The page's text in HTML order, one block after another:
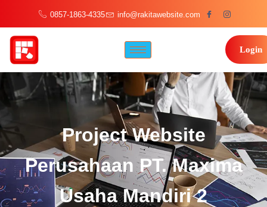
0857-1863-4335 info@rakitawebsite.com
Login
Project Website
Perusahaan PT. Maxima
Usaha Mandiri 2